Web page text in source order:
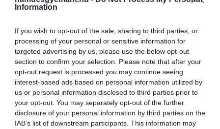
Information
If you wish to opt-out of the sale, sharing to third parties, or
processing of your personal or sensitive information for
targeted advertising by us, please use the below opt-out
section to confirm your selection. Please note that after your
opt-out request is processed you may continue seeing
interest-based ads based on personal information utilized by
us or personal information disclosed to third parties prior to
your opt-out. You may separately opt-out of the further
disclosure of your personal information by third parties on the
IAB’s list of downstream participants. This information may
ellentmondást nem tűrő fellépése miatt sokan őt
III. Károly király 61 százalékkal a negyedik helyen áll,
míg Kamilla királyné 44 százalékos
támogatottsággal továbbra is megosztó
személyiség maradt.
Kamilla elfogadottsága az idősebb korosztályban
erősebb, de a fiatalabbak körében továbbra is
vegyes a megítélése.